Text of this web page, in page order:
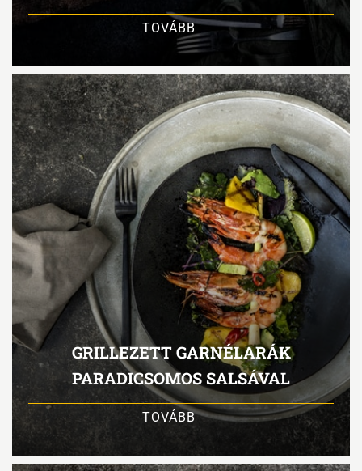
TOVÁBB
GRILLEZETT GARNÉLARÁK
PARADICSOMOS SALSÁVAL
TOVÁBB